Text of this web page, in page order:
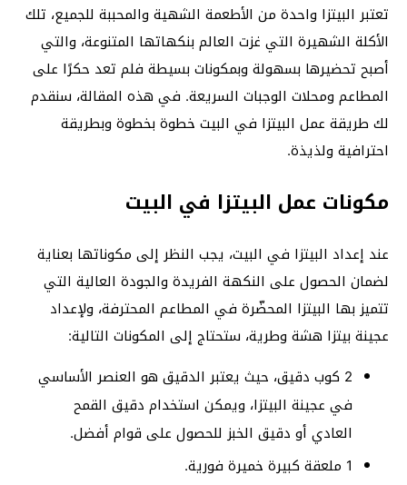
تعتبر البيتزا واحدة من الأطعمة الشهية والمحببة للجميع، تلك
الأكلة الشهيرة التي غزت العالم بنكهاتها المتنوعة، والتي
أصبح تحضيرها بسهولة وبمكونات بسيطة فلم تعد حكرًا على
المطاعم ومحلات الوجبات السريعة. في هذه المقالة، سنقدم
لك طريقة عمل البيتزا في البيت خطوة بخطوة وبطريقة
احترافية ولذيذة.
مكونات عمل البيتزا في البيت
عند إعداد البيتزا في البيت، يجب النظر إلى مكوناتها بعناية
لضمان الحصول على النكهة الفريدة والجودة العالية التي
تتميز بها البيتزا المحضّرة في المطاعم المحترفة، ولإعداد
عجينة بيتزا هشة وطرية، ستحتاج إلى المكونات التالية:
2 كوب دقيق، حيث يعتبر الدقيق هو العنصر الأساسي
في عجينة البيتزا، ويمكن استخدام دقيق القمح
العادي أو دقيق الخبز للحصول على قوام أفضل.
1 ملعقة كبيرة خميرة فورية.